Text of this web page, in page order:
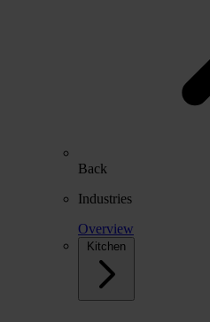
Back
Industries
Overview
Kitchen